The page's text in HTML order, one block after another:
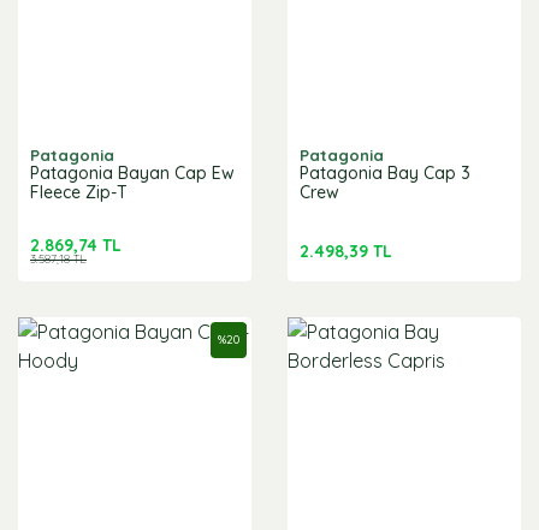
Patagonia
Patagonia Bayan Cap Ew
Fleece Zip-T
2.869,74 TL
3.587,18 TL
Patagonia
Patagonia Bay Cap 3
Crew
2.498,39 TL
%20